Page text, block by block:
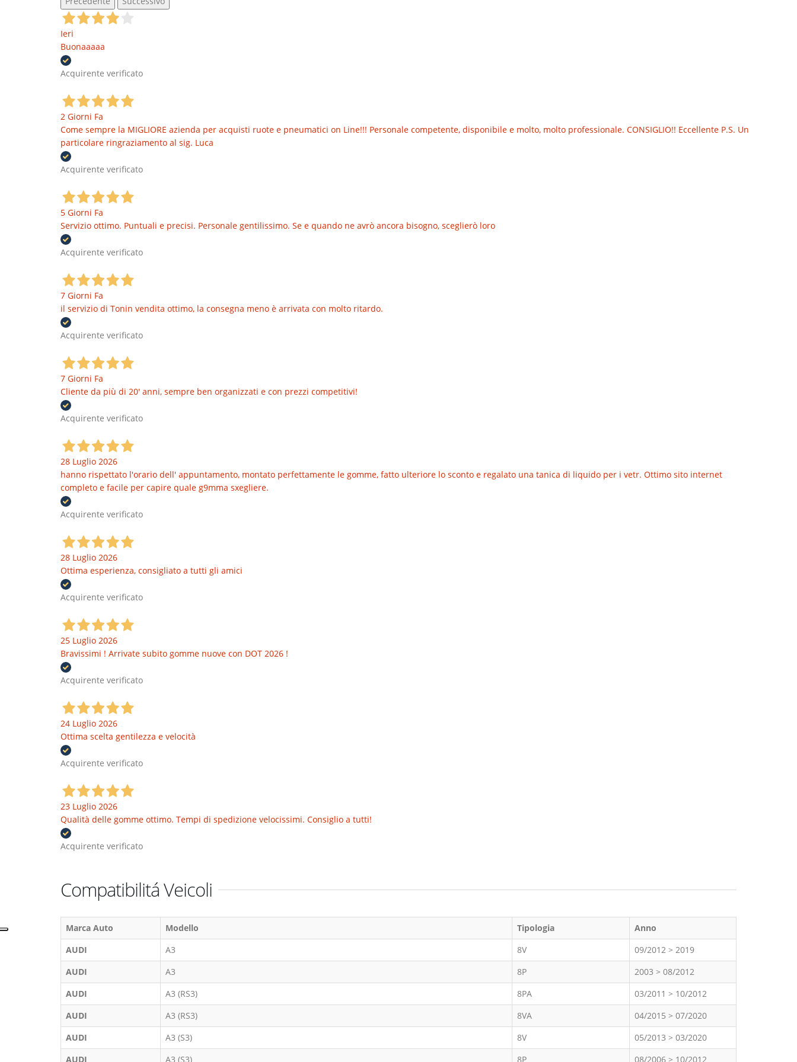
Ieri
Buonaaaaa
Acquirente verificato
2 Giorni Fa
Come sempre la MIGLIORE azienda per acquisti ruote e pneumatici on Line!!! Personale competente, disponibile e molto, molto professionale. CONSIGLIO!! Eccellente P.S. Un
particolare ringraziamento al sig. Luca
Acquirente verificato
5 Giorni Fa
Servizio ottimo. Puntuali e precisi. Personale gentilissimo. Se e quando ne avrò ancora bisogno, sceglierò loro
Acquirente verificato
7 Giorni Fa
il servizio di Tonin vendita ottimo, la consegna meno è arrivata con molto ritardo.
Acquirente verificato
7 Giorni Fa
Cliente da più di 20' anni, sempre ben organizzati e con prezzi competitivi!
Acquirente verificato
28 Luglio 2026
hanno rispettato l'orario dell' appuntamento, montato perfettamente le gomme, fatto ulteriore lo sconto e regalato una tanica di liquido per i vetr. Ottimo sito internet
completo e facile per capire quale g9mma sxegliere.
Acquirente verificato
28 Luglio 2026
Ottima esperienza, consigliato a tutti gli amici
Acquirente verificato
25 Luglio 2026
Bravissimi ! Arrivate subito gomme nuove con DOT 2026 !
Acquirente verificato
24 Luglio 2026
Ottima scelta gentilezza e velocità
Acquirente verificato
23 Luglio 2026
Qualità delle gomme ottimo. Tempi di spedizione velocissimi. Consiglio a tutti!
Acquirente verificato
Compatibilitá Veicoli
Marca Auto Modello Tipologia
Anno
AUDI
A3 8V
09/2012 > 2019
AUDI
A3 8P
2003 > 08/2012
AUDI
A3 (RS3) 8PA
03/2011 > 10/2012
AUDI
A3 (RS3) 8VA
04/2015 > 07/2020
AUDI
A3 (S3) 8V
05/2013 > 03/2020
AUDI
A3 (S3) 8P 08/2006 > 10/2012